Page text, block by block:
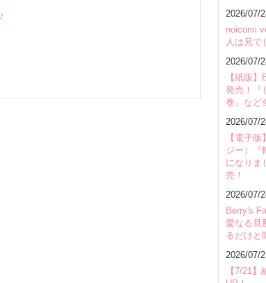
者。時には厳しい面があるが後輩から
人と仲良くするだけで不機嫌になり、
2026/07/
noicomi
人は兄で
2026/07/
【紙版
発売！『
巻』など
2026/07/
【電子
ジー）『
になりま
売！
2026/07/
Berry's
愛なる旦
るだけと
2026/07/
【7/21